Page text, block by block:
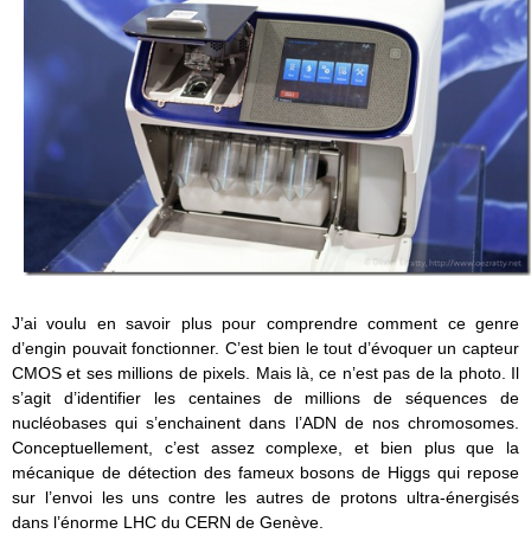
J’ai voulu en savoir plus pour comprendre comment ce genre
d’engin pouvait fonctionner. C’est bien le tout d’évoquer un capteur
CMOS et ses millions de pixels. Mais là, ce n’est pas de la photo. Il
s’agit d’identifier les centaines de millions de séquences de
nucléobases qui s’enchainent dans l’ADN de nos chromosomes.
Conceptuellement, c’est assez complexe, et bien plus que la
mécanique de détection des fameux bosons de Higgs qui repose
sur l’envoi les uns contre les autres de protons ultra-énergisés
dans l’énorme LHC du CERN de Genève.